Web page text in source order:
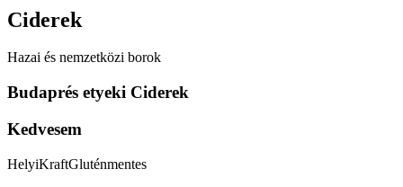
Ciderek
Hazai és nemzetközi borok
Budaprés etyeki Ciderek
Kedvesem
HelyiKraftGluténmentes